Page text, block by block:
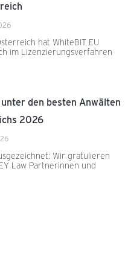
hat WhiteBIT EU
im Lizenzierungsverfahren
den besten Anwälten
2026
Wir gratulieren
Law Partnerinnen und